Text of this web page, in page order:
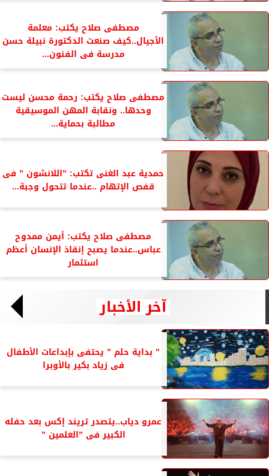
مصطفى صلاح يكتب: معلمة
الأجيال..كيف صنعت الدكتورة نبيلة حسن
مدرسة فى الفنون...
مصطفى صلاح يكتب: رحمة محسن ليست
وحدها.. ونقابة المهن الموسيقية
مطالبة بحماية...
حمدية عبد الغنى تكتب: ”اللانشون ” فى
قفص الإتهام ..عندما تتحول وجبة...
مصطفى صلاح يكتب: أيمن ممدوح
عباس..عندما يصبح إنقاذ الإنسان أعظم
استثمار
آخر الأخبار
” بداية حلم ” يحتفى بإبداعات الأطفال
فى زياد بكير بالأوبرا
عمرو دياب..يتصدر تريند إكس بعد حفله
الكبير فى ”العلمين ”